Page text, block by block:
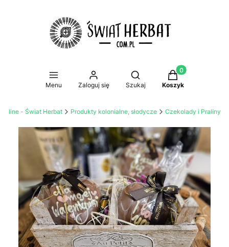
Menu Zaloguj się
Otwórz wyszukiwarkę
Szukaj
Produkty w
Koszyk
- Świat Herbat Produkty kolonialne, słodycze Czekolady i Praliny